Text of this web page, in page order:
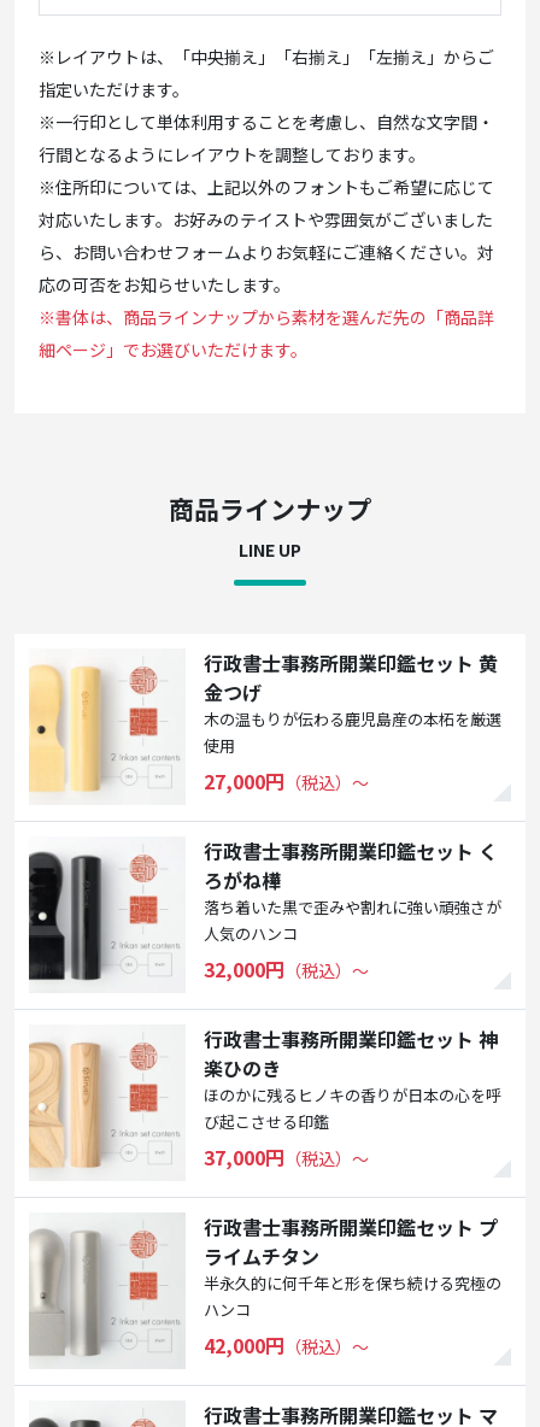
※レイアウトは、「中央揃え」「右揃え」「左揃え」からご
指定いただけます。
※一行印として単体利用することを考慮し、自然な文字間・
行間となるようにレイアウトを調整しております。
※住所印については、上記以外のフォントもご希望に応じて
対応いたします。お好みのテイストや雰囲気がございました
ら、お問い合わせフォームよりお気軽にご連絡ください。対
応の可否をお知らせいたします。
※書体は、商品ラインナップから素材を選んだ先の「商品詳
細ページ」でお選びいただけます。
商品ラインナップ
LINE UP
行政書士事務所開業印鑑セット 黄
金つげ
木の温もりが伝わる鹿児島産の本柘を厳選
使用
27,000円 （税込）〜
行政書士事務所開業印鑑セット く
ろがね樺
落ち着いた黒で歪みや割れに強い頑強さが
人気のハンコ
32,000円 （税込）〜
行政書士事務所開業印鑑セット 神
楽ひのき
ほのかに残るヒノキの香りが日本の心を呼
び起こさせる印鑑
37,000円 （税込）〜
行政書士事務所開業印鑑セット プ
ライムチタン
半永久的に何千年と形を保ち続ける究極の
ハンコ
42,000円 （税込）〜
行政書士事務所開業印鑑セット マ